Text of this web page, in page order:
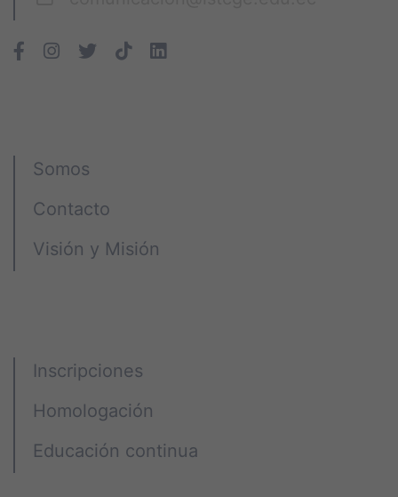
Somos
Contacto
Visión y Misión
Inscripciones
Homologación
Educación continua